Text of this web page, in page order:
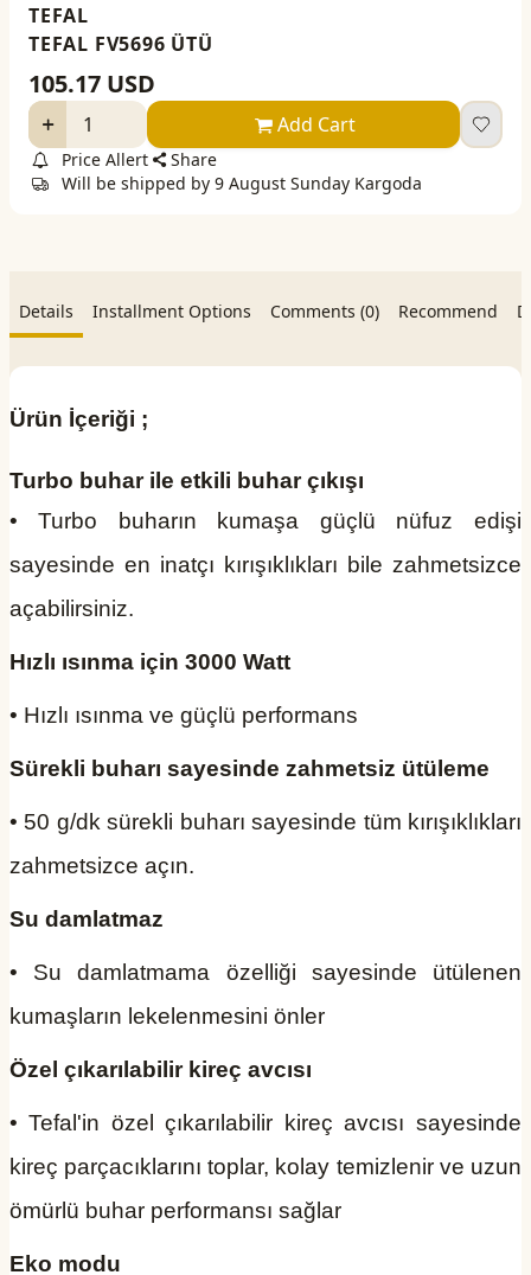
TEFAL
TEFAL FV5696 ÜTÜ
105.17 USD
Add Cart
Price Allert
Share
Will be shipped by 9 August Sunday Kargoda
Details Installment Options Comments (0) Recommend
Ürün İçeriği ;
Turbo buhar ile etkili buhar çıkışı
• Turbo buharın kumaşa güçlü nüfuz edişi
sayesinde en inatçı kırışıklıkları bile zahmetsizce
açabilirsiniz.
Hızlı ısınma için 3000 Watt
• Hızlı ısınma ve güçlü performans
Sürekli buharı sayesinde zahmetsiz ütüleme
• 50 g/dk sürekli buharı sayesinde tüm kırışıklıkları
zahmetsizce açın.
Su damlatmaz
• Su damlatmama özelliği sayesinde ütülenen
kumaşların lekelenmesini önler
Özel çıkarılabilir kireç avcısı
• Tefal'in özel çıkarılabilir kireç avcısı sayesinde
kireç parçacıklarını toplar, kolay temizlenir ve uzun
ömürlü buhar performansı sağlar
Eko modu